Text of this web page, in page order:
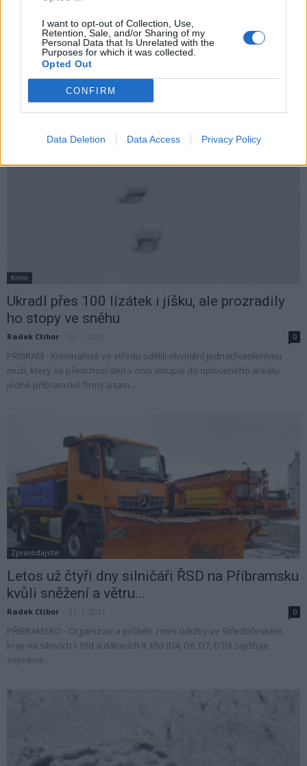
I want to opt-out of Collection, Use,
Retention, Sale, and/or Sharing of my
Personal Data that Is Unrelated with the
Purposes for which it was collected.
Opted Out
CONFIRM
Data Deletion Data Access Privacy Policy
Zpravodajství
Náledí si vyžádalo šest dopravních nehod se
škodou téměr čtvrt milionu...
- 8. 2. 2021
PŘÍBRAMSKO - Škoda ve výši téměř čtvrt milionu korun byla způsobena
při šesti nedělních dopravních nehodách, které se staly na Příbramsku
Krimi
Ukradl přes 100 lízátek i jíšku, ale prozradily
ho stopy ve sněhu
Radek Ctibor 0
PŘÍBRAM - Kriminalisté ve středu sdělili obvinění jednatřicetiletému
muži, který se předchozí den v noci vloupal do oploceného areálu
jedné příbramské firmy a tam...
Zpravodajství
Letos už čtyři dny silničáři ŘSD na Příbramsku
kvůli sněžení a větru...
Radek Ctibor 0
PŘÍBRAMSKO - Organizaci a průběh zimní údržby ve Středočeském
kraji na silnicích I. tříd a dálnicích II. tříd (D4, D6, D7, D10) zajišťuje
zejména...